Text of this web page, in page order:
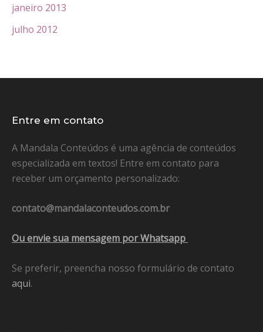
janeiro 2013
julho 2012
Entre em contato
A Mandala Conteúdos é uma agência de conteúdos
especializada em textos! Entre em contato para
receber um orçamento personalizado:
contato@mandalaconteudos.com.br
Ou envie sua mensagem por Whatsapp
Se preferir, preencha nosso formulário de contato
aqui.